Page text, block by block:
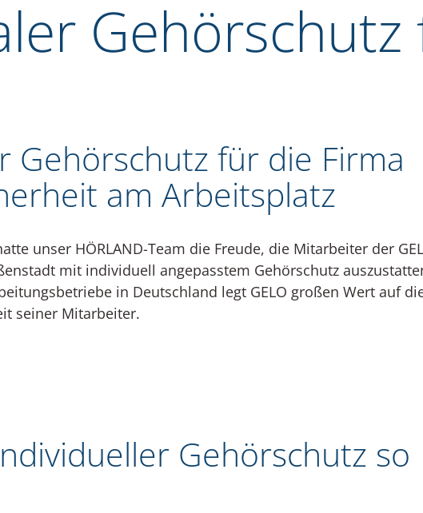
Gehörschutz
Gehörschutz für die Firma
am Arbeitsplatz
unser HÖRLAND-Team die Freude, die Mitarbeiter der
mit individuell angepasstem Gehörschutz
in Deutschland legt GELO großen Wert auf
seiner Mitarbeiter.
Gehörschutz so